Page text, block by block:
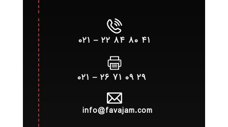
۴۱ ۸۰ ۸۴ ۲۲ – ۰۲۱
۲۹ ۰۹ ۷۱ ۲۶ – ۰۲۱
info@favajam.com